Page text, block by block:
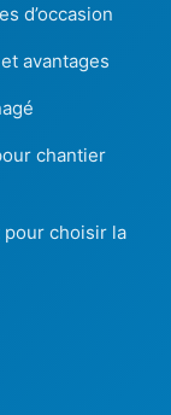
d’occasion
avantages
chantier
pour choisir la